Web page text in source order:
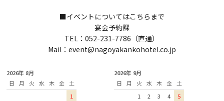
■イベントについてはこちらまで
宴会予約課
TEL：052-231-7786（直通）
Mail：event@nagoyakankohotel.co.jp
2026年 8月
日
月 火 水 木 金
土
1
2026年 9月
日
月 火 水 木 金
土
1
2 3 4
5